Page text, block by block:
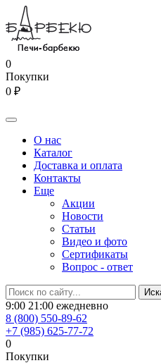
0
Покупки
0 ₽
О нас
Каталог
Доставка и оплата
Контакты
Еще
Акции
Новости
Статьи
Видео и фото
Сертификаты
Вопрос - ответ
9:00 21:00 ежедневно
8 (800) 550-89-62
+7 (985) 625-77-72
0
Покупки